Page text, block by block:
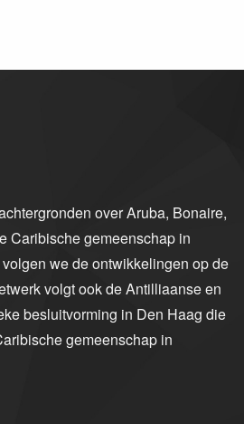
over Aruba, Bonaire,
Caribische gemeenschap in
we de ontwikkelingen op de
volgt ook de Antilliaanse en
besluitvorming in Den Haag die
gemeenschap in